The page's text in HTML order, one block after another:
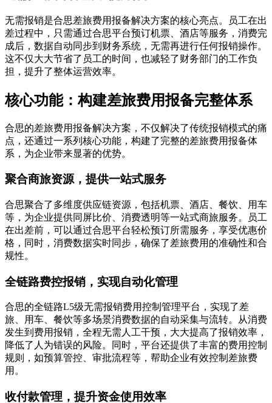
无需报销是合思差旅费用报备解决方案的核心亮点。员工在出
差过程中，只需通过合思平台预订机票、酒店等服务，消费完
成后，数据自动同步到财务系统，无需再进行任何报销操作。
这不仅大大节省了员工的时间，也减轻了财务部门的工作负
担，提升了整体运营效率。
核心功能：构建差旅费用报备完整体系
合思的差旅费用报备解决方案，不仅解决了传统报销模式的痛
点，还通过一系列核心功能，构建了完整的差旅费用报备体
系，为企业带来显著的优势。
聚合商旅资源，提供一站式服务
合思聚合了多维度供应链资源，包括机票、酒店、餐饮、用车
等，为企业提供同屏比价、消费透明等一站式商旅服务。员工
在出差前，可以通过合思平台轻松预订所需服务，享受优惠价
格，同时，消费数据实时同步，确保了差旅费用的准确性和合
规性。
全链路费控报销，实现自动化管理
合思的全链路L5级无需报销费用控制管理平台，实现了差
旅、用车、餐饮等多场景消费数据的自动采集与流转。从消费
发生到费用报销，全程无需人工干预，大大提高了报销效率，
降低了人为错误的风险。同时，平台还提供了丰富的费用控制
规则，如预算管控、审批流程等，帮助企业有效控制差旅费
用。
收付款管理，提升资金使用效率